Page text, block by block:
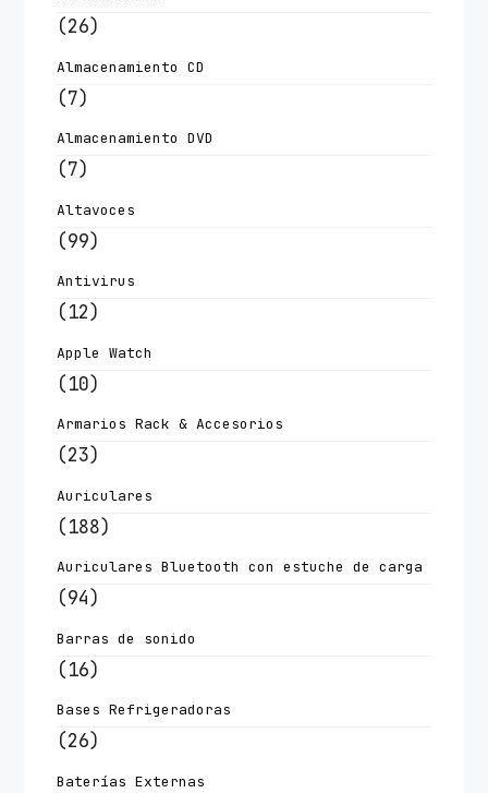
(26)
Almacenamiento CD
(7)
Almacenamiento DVD
(7)
Altavoces
(99)
Antivirus
(12)
Apple Watch
(10)
Armarios Rack & Accesorios
(23)
Auriculares
(188)
Auriculares Bluetooth con estuche de carga
(94)
Barras de sonido
(16)
Bases Refrigeradoras
(26)
Baterías Externas